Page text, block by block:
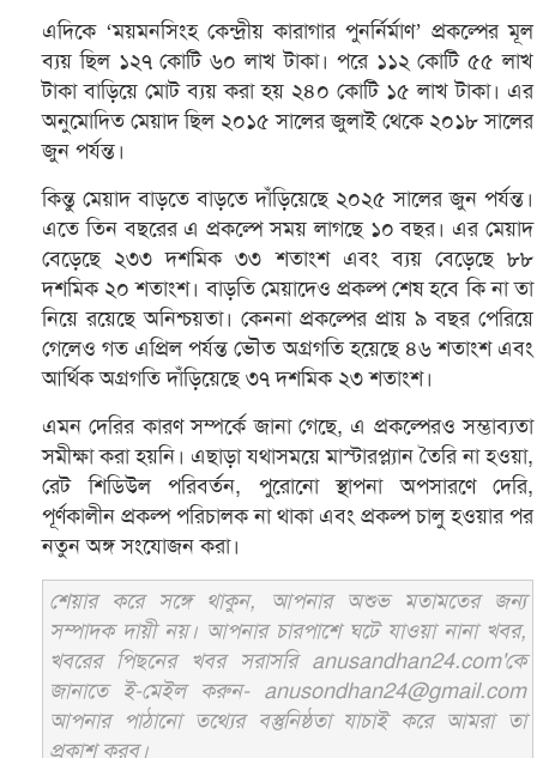
এদিকে ‘ময়মনসিংহ কেন্দ্রীয় কারাগার পুনর্নির্মাণ’ প্রকল্পের মূল
ব্যয় ছিল ১২৭ কোটি ৬০ লাখ টাকা। পরে ১১২ কোটি ৫৫ লাখ
টাকা বাড়িয়ে মোট ব্যয় করা হয় ২৪০ কোটি ১৫ লাখ টাকা। এর
অনুমোদিত মেয়াদ ছিল ২০১৫ সালের জুলাই থেকে ২০১৮ সালের
জুন পর্যন্ত।
কিন্তু মেয়াদ বাড়তে বাড়তে দাঁড়িয়েছে ২০২৫ সালের জুন পর্যন্ত।
এতে তিন বছরের এ প্রকল্পে সময় লাগছে ১০ বছর। এর মেয়াদ
বেড়েছে ২৩৩ দশমিক ৩৩ শতাংশ এবং ব্যয় বেড়েছে ৮৮
দশমিক ২০ শতাংশ। বাড়তি মেয়াদেও প্রকল্প শেষ হবে কি না তা
নিয়ে রয়েছে অনিশ্চয়তা। কেননা প্রকল্পের প্রায় ৯ বছর পেরিয়ে
গেলেও গত এপ্রিল পর্যন্ত ভৌত অগ্রগতি হয়েছে ৪৬ শতাংশ এবং
আর্থিক অগ্রগতি দাঁড়িয়েছে ৩৭ দশমিক ২৩ শতাংশ।
এমন দেরির কারণ সম্পর্কে জানা গেছে, এ প্রকল্পেরও সম্ভাব্যতা
সমীক্ষা করা হয়নি। এছাড়া যথাসময়ে মাস্টারপ্ল্যান তৈরি না হওয়া,
রেট শিডিউল পরিবর্তন, পুরোনো স্থাপনা অপসারণে দেরি,
পূর্ণকালীন প্রকল্প পরিচালক না থাকা এবং প্রকল্প চালু হওয়ার পর
নতুন অঙ্গ সংযোজন করা।
শেয়ার করে সঙ্গে থাকুন, আপনার অশুভ মতামতের জন্য
সম্পাদক দায়ী নয়। আপনার চারপাশে ঘটে যাওয়া নানা খবর,
খবরের পিছনের খবর সরাসরি anusandhan24.com'কে
জানাতে ই-মেইল করুন- anusondhan24@gmail.com
আপনার পাঠানো তথ্যের বস্তুনিষ্ঠতা যাচাই করে আমরা তা
প্রকাশ করব।